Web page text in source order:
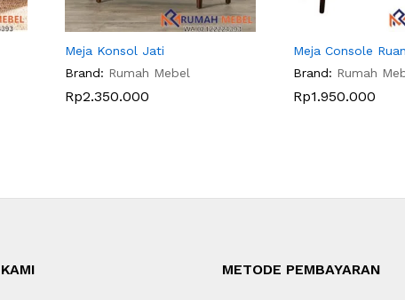
Meja Konsol Jati
Brand: Rumah Mebel
Rp2.350.000
Meja Console
Brand: Rumah
Rp1.950.000
METODE PEMBAYARAN